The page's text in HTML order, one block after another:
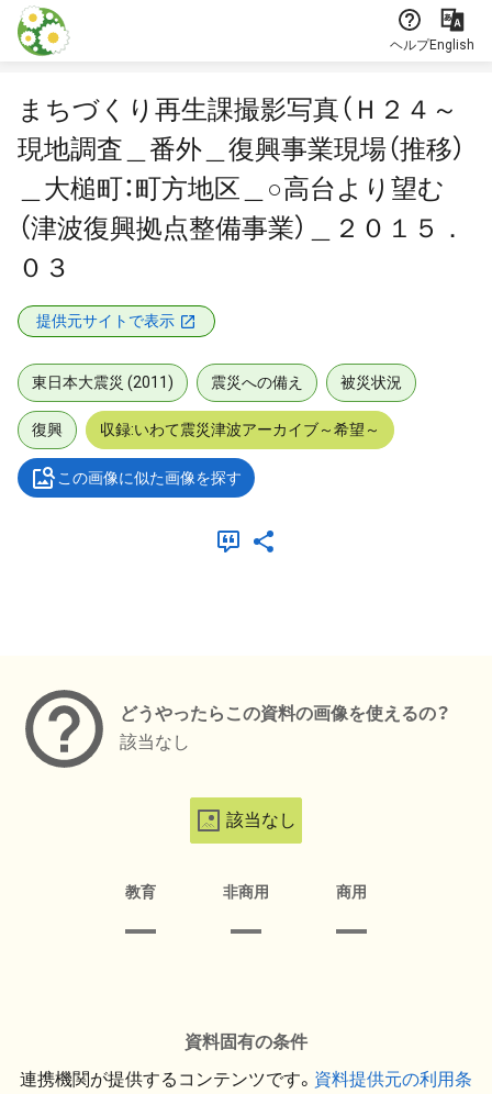
本文に飛ぶ
ヘルプEnglish
まちづくり再生課撮影写真（Ｈ２４～
現地調査＿番外＿復興事業現場（推移）
＿大槌町：町方地区＿○高台より望む
（津波復興拠点整備事業）＿２０１５．
０３
提供元サイトで表示
東日本大震災 (2011) 震災への備え 被災状況
復興 収録:いわて震災津波アーカイブ～希望～
この画像に似た画像を探す
どうやったらこの資料の画像を使えるの？
該当なし
該当なし
教育 非商用 商用
資料固有の条件
連携機関が提供するコンテンツです。 資料提供元の利用条